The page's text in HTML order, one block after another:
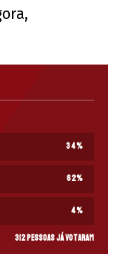
34%
62%
4%
312 pessoas já votaram